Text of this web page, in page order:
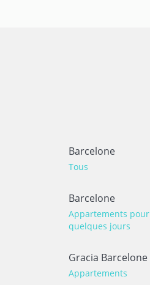
Barcelone
Tous
Barcelone
Appartements pour
quelques jours
Gracia Barcelone
Appartements